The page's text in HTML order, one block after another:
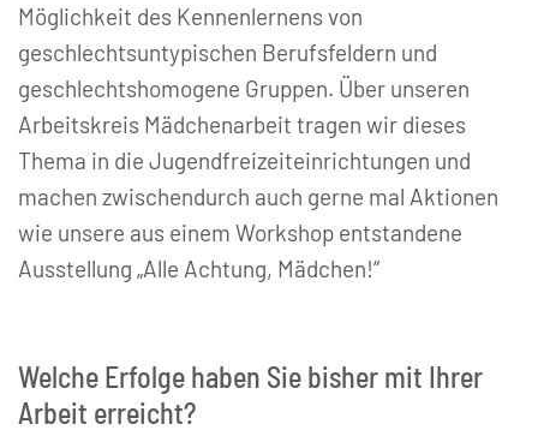
Möglichkeit des Kennenlernens von
geschlechtsuntypischen Berufsfeldern und
geschlechtshomogene Gruppen. Über unseren
Arbeitskreis Mädchenarbeit tragen wir dieses
Thema in die Jugendfreizeiteinrichtungen und
machen zwischendurch auch gerne mal Aktionen
wie unsere aus einem Workshop entstandene
Ausstellung „Alle Achtung, Mädchen!“
Welche Erfolge haben Sie bisher mit Ihrer
Arbeit erreicht?